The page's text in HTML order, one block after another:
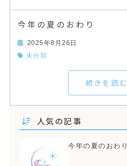
今年の夏のおわり
2025年8月26日
未分類
続きを読む
人気の記事
今年の夏のおわり